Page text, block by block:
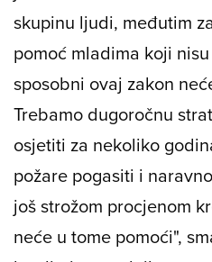
skupinu ljudi, međutim
pomoć mladima koji
sposobni ovaj zakon
Trebamo dugoročnu
osjetiti za nekoliko
požare pogasiti i
još strožom procjenom
neće u tome pomoći",